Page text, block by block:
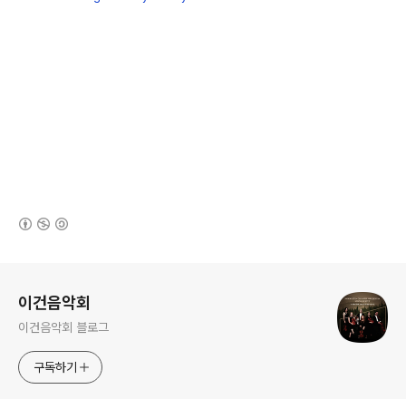
이건음악회
이건음악회 블로그
구독하기